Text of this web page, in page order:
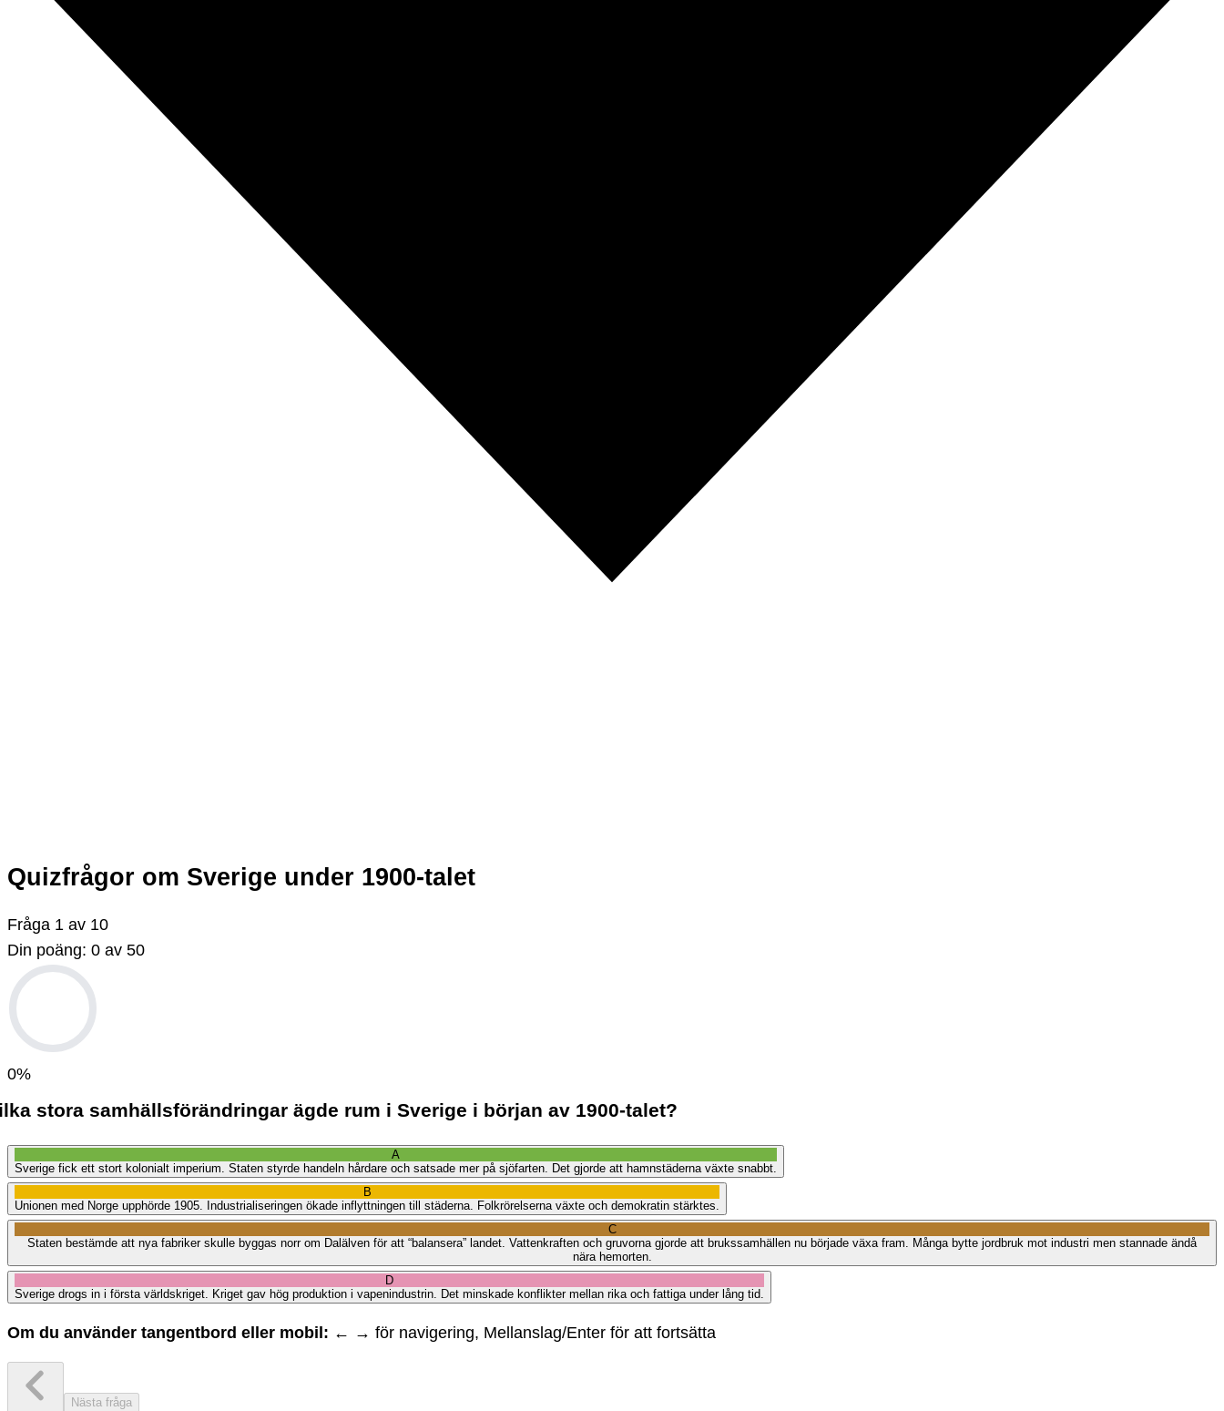
Quizfrågor om Sverige under 1900-talet
Fråga 1 av 10
Din poäng: 0 av 50
0%
stora samhällsförändringar ägde rum i Sverige i början av 1900-talet?
A
Sverige fick ett stort kolonialt imperium. Staten styrde handeln hårdare och satsade mer på sjöfarten. Det gjorde att hamnstäderna växte snabbt.
B
Unionen med Norge upphörde 1905. Industrialiseringen ökade inflyttningen till städerna. Folkrörelserna växte och demokratin stärktes.
C
Staten bestämde att nya fabriker skulle byggas norr om Dalälven för att “balansera” landet. Vattenkraften och gruvorna gjorde att brukssamhällen nu började växa fram. Många bytte jordbruk mot industri men stannade ändå
nära hemorten.
D
Sverige drogs in i första världskriget. Kriget gav hög produktion i vapenindustrin. Det minskade konflikter mellan rika och fattiga under lång tid.
Om du använder tangentbord eller mobil: ← → för navigering, Mellanslag/Enter för att fortsätta
Nästa fråga